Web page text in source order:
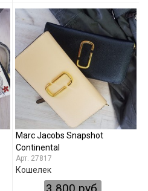
Marc Jacobs Snapshot
Continental
27817
Кошелек